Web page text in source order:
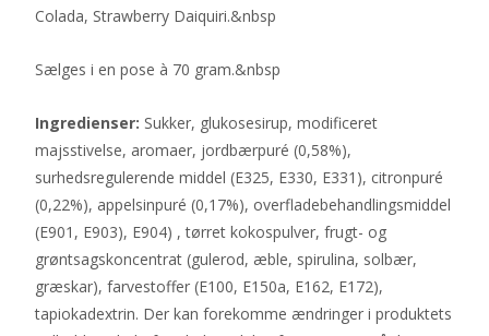
Colada, Strawberry Daiquiri.&nbsp
Sælges i en pose à 70 gram.&nbsp
Ingredienser: Sukker, glukosesirup, modificeret
majsstivelse, aromaer, jordbærpuré (0,58%),
surhedsregulerende middel (E325, E330, E331), citronpuré
(0,22%), appelsinpuré (0,17%), overfladebehandlingsmiddel
(E901, E903), E904) , tørret kokospulver, frugt- og
grøntsagskoncentrat (gulerod, æble, spirulina, solbær,
græskar), farvestoffer (E100, E150a, E162, E172),
tapiokadextrin. Der kan forekomme ændringer i produktets